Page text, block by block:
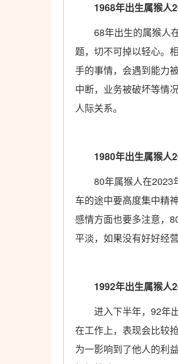
1968年出生属猴人
68年出生的属猴人在
题，切不可掉以轻心。
手的事情，会遇到能力
中断，业务被破坏等情
人际关系。
1980年出生属猴人
80年属猴人在2023年
车的途中要高度集中精
感情方面也要多注意，
平淡，如果没有好好经
1992年出生属猴人
进入下半年，92年出
在工作上，表现会比较
为一影响到了他人的利